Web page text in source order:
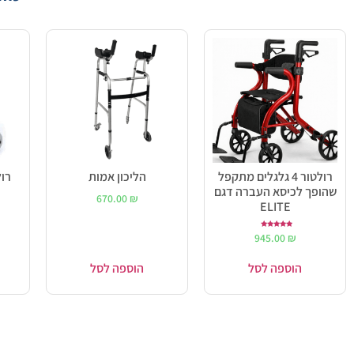
רולטור 4 גלגלים מתקפל
שהופך לכיסא העברה דגם
ELITE
5.00
945.00 ₪
הוספה לסל
הליכון אמות
670.00 ₪
הוספה לסל